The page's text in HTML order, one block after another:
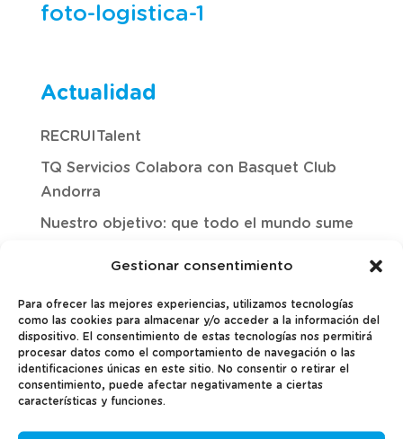
Gestionar consentimiento
Para ofrecer las mejores experiencias, utilizamos tecnologías
como las cookies para almacenar y/o acceder a la información del
dispositivo. El consentimiento de estas tecnologías nos permitirá
procesar datos como el comportamiento de navegación o las
identificaciones únicas en este sitio. No consentir o retirar el
consentimiento, puede afectar negativamente a ciertas
características y funciones.
foto-logistica-1
Actualidad
RECRUITalent
TQ Servicios Colabora con Basquet Club
Andorra
Nuestro objetivo: que todo el mundo sume
Sobre nosotros